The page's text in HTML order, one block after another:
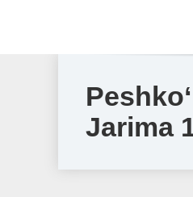
Jarima